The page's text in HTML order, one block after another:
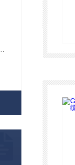
导线（多股软线）